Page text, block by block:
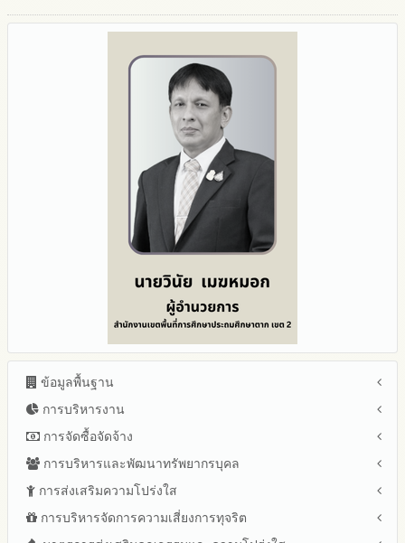
ข้อมูลพื้นฐาน
โครงสร้าง หน้าที่และอำนาจ
ข้อมูลผู้บริหาร
ข้อมูลการติดต่อและ ช่องทางการสอบถาม
นโยบายคุ้มครองข้อมูลส่วนบุคคล
ข่าวประชาสัมพันธ์
การบริหารงาน
แผนยุทธศาสตร์หรือแผนพัฒนาสำนักงานเขตพื้นที่การศึกษา
แผนและความก้าวหน้าในการดำเนินงานและการใช้งบประมาณ
ปีงบประมาณ 2569
ปีงบประมาณ 2568
การจัดซื้อจัดจ้าง
สรุปผลการจัดซื้อจัดจ้างหรือการจัดหาพัสดุรายเดือน ประจำ
ปีงบประมาณ พ.ศ.2569 (แบบ สขร.1)
เขตพื้นที่การศึกษา ประจำปีงบประมาณ พ.ศ. 2568
การบริหารและพัฒนาทรัพยากรบุคล
หลักเกณฑ์และแผนการบริหารและพัฒนาทรัพยากรบุคลล ประจำ
ปีงบประมาณ พ.ศ.2569
รายงานผลการบริหารและพัฒนาทรัพยากรบุคคลประจำ
การส่งเสริมความโปร่งใส
แนวปฏิบัติการจัดการเรื่องร้องเรียนการทุจริตและประพฤติมิชอบ
การบริหารจัดการความเสี่ยงการทุจริต